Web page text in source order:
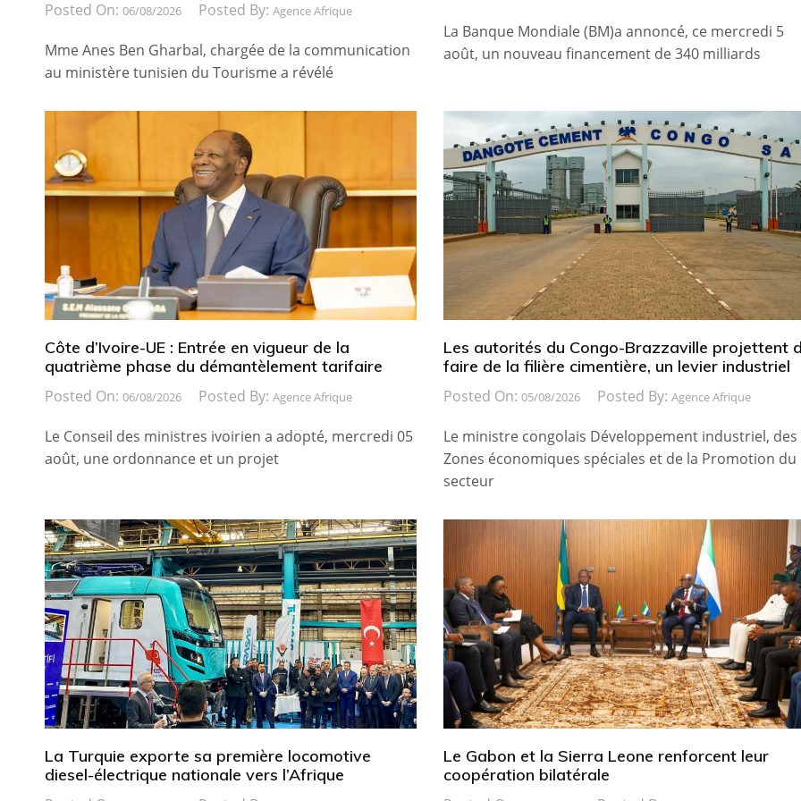
Posted On: 06/08/2026 Posted By: Agence Afrique
Mme Anes Ben Gharbal, chargée de la communication
au ministère tunisien du Tourisme a révélé
La Banque Mondiale (BM)a annoncé, ce mercredi 5
août, un nouveau financement de 340 milliards
Côte d’Ivoire-UE : Entrée en vigueur de la
quatrième phase du démantèlement tarifaire
Posted On: 06/08/2026 Posted By: Agence Afrique
Le Conseil des ministres ivoirien a adopté, mercredi 05
août, une ordonnance et un projet
Les autorités du Congo-Brazzaville projettent
faire de la filière cimentière, un levier industriel
Posted On: 05/08/2026 Posted By: Agence Afrique
Le ministre congolais Développement industriel, des
Zones économiques spéciales et de la Promotion du
secteur
La Turquie exporte sa première locomotive
diesel-électrique nationale vers l’Afrique
Le Gabon et la Sierra Leone renforcent leur
coopération bilatérale